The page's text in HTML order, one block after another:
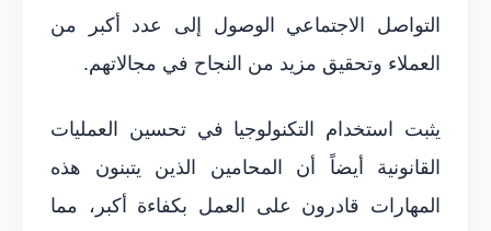
التواصل الاجتماعي الوصول إلى عدد أكبر من
العملاء وتحقيق مزيد من النجاح في مجالاتهم.
يثبت استخدام التكنولوجيا في تحسين العمليات
القانونية أيضاً أن المحامين الذين يتبنون هذه
المهارات قادرون على العمل بكفاءة أكبر، مما